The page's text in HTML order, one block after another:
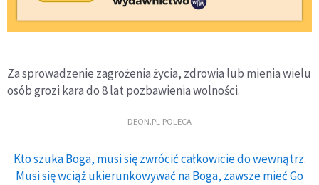
Za sprowadzenie zagrożenia życia, zdrowia lub mienia wielu
osób grozi kara do 8 lat pozbawienia wolności.
DEON.PL POLECA
Kto szuka Boga, musi się zwrócić całkowicie do wewnątrz.
Musi się wciąż ukierunkowywać na Boga, zawsze mieć Go